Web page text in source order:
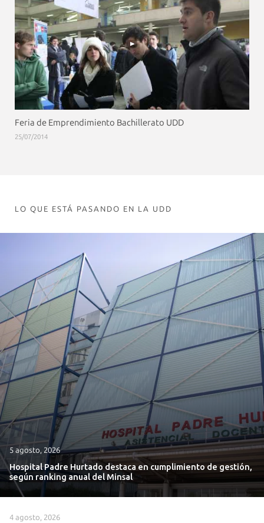
Feria de Emprendimiento Bachillerato UDD
25/07/2014
LO QUE ESTÁ PASANDO EN LA UDD
5 agosto, 2026
Hospital Padre Hurtado destaca en cumplimiento de gestión,
según ranking anual del Minsal
4 agosto, 2026